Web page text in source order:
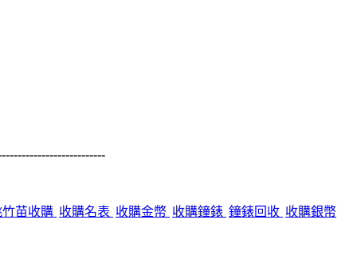
竹苗收購 收購名表 收購金幣 收購鐘錶 鐘錶回收 收購銀幣